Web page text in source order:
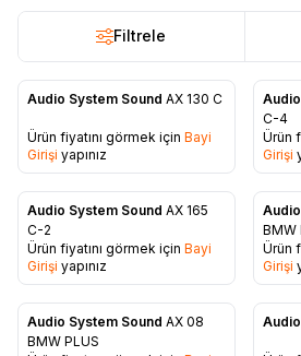
Filtrele
Audio System Sound AX 130 C
Ürün fiyatını görmek için Bayi
Girişi yapınız
C-4
Ürün
Girişi
Favorilere Ekle
Audio System Sound AX 165
C-2
Ürün fiyatını görmek için Bayi
Girişi yapınız
BMW
Ürün
Girişi
Favorilere Ekle
Audio System Sound AX 08
BMW PLUS